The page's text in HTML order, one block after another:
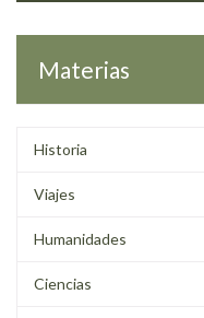
Materias
Historia
Viajes
Humanidades
Ciencias